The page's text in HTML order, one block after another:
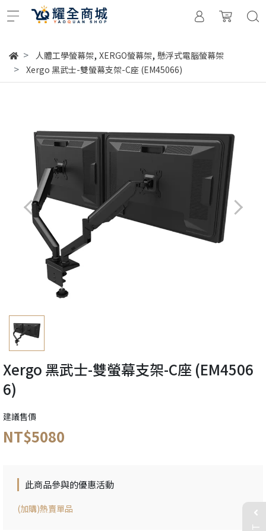
人體工學螢幕架, XERGO螢幕架, 懸浮式電腦螢幕架
Xergo 黑武士-雙螢幕支架-C座 (EM45066)
Xergo 黑武士-雙螢幕支架-C座 (EM4506
6)
建議售價
NT$5080
此商品參與的優惠活動
(加購)熱賣單品